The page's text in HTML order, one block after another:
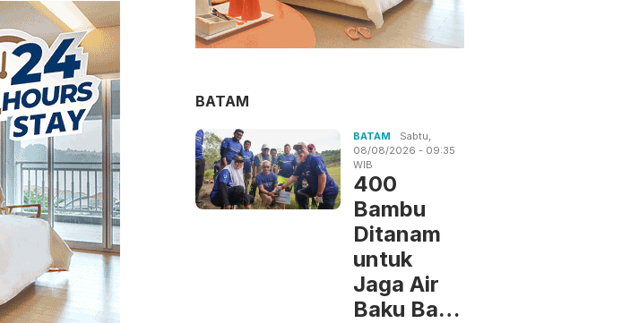
BATAM
BATAM
Sabtu,
08/08/2026 - 09:35
WIB
400
Bambu
Ditanam
untuk
Jaga Air
Baku Ba…